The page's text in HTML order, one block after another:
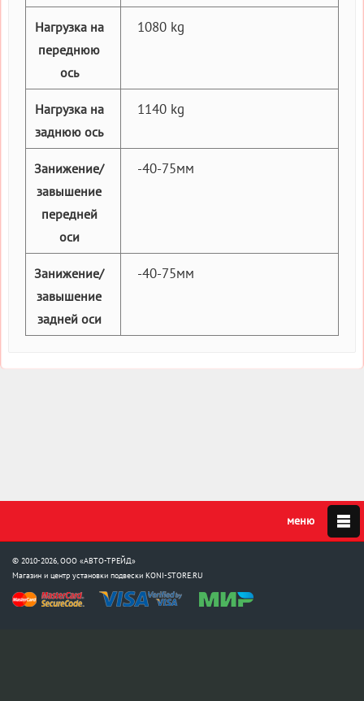
Нагрузка на
переднюю
ось
1080 kg
Нагрузка на
заднюю ось
1140 kg
Занижение/
завышение
передней
оси
-40-75мм
Занижение/
завышение
задней оси
-40-75мм
© 2010-2026, ООО «АВТО-ТРЕЙД»
Магазин и центр установки подвески KONI-STORE.RU